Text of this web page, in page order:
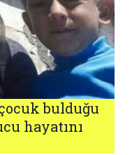
bulduğu
hayatını